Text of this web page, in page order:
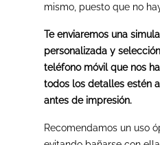
mismo, puesto que no
Te enviaremos una
personalizada y
teléfono móvil que nos
todos los detalles estén
antes de impresión.
Recomendamos un uso